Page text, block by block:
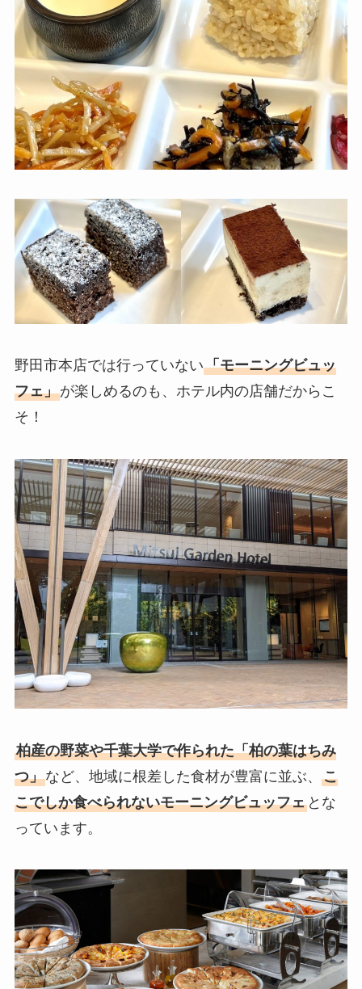
野田市本店では行っていない「モーニングビュッ
フェ」が楽しめるのも、ホテル内の店舗だからこ
そ！
柏産の野菜や千葉大学で作られた「柏の葉はちみ
つ」など、地域に根差した食材が豊富に並ぶ、 こ
こでしか食べられないモーニングビュッフェとな
っています。